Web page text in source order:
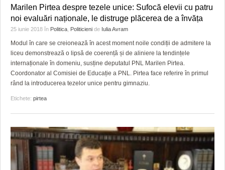
Marilen Pirtea despre tezele unice: Sufocă elevii cu patru
noi evaluări naționale, le distruge plăcerea de a învăța
25 iunie 2018 în Politica Politicieni de Iulia Avram
Modul în care se creionează în acest moment noile condiții de admitere la
liceu demonstrează o lipsă de coerență și de aliniere la tendințele
internaționale în domeniu, susține deputatul PNL Marilen Pirtea.
Coordonator al Comisiei de Educație a PNL. Pirtea face referire în primul
rând la introducerea tezelor unice pentru gimnaziu.
Etichete: pirtea